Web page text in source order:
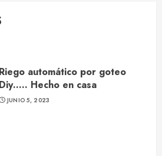
Riego automático por goteo
Diy….. Hecho en casa
JUNIO 5, 2023